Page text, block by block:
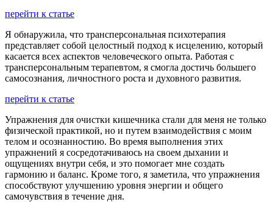
перейти к статье
Я обнаружила, что трансперсональная психотерапия
представляет собой целостный подход к исцелению, который
касается всех аспектов человеческого опыта. Работая с
трансперсональным терапевтом, я смогла достичь большего
самосознания, личностного роста и духовного развития.
перейти к статье
Упражнения для очистки кишечника стали для меня не только
физической практикой, но и путем взаимодействия с моим
телом и осознанностию. Во время выполнения этих
упражнений я сосредотачиваюсь на своем дыхании и
ощущениях внутри себя, и это помогает мне создать
гармонию и баланс. Кроме того, я заметила, что упражнения
способствуют улучшению уровня энергии и общего
самочувствия в течение дня.